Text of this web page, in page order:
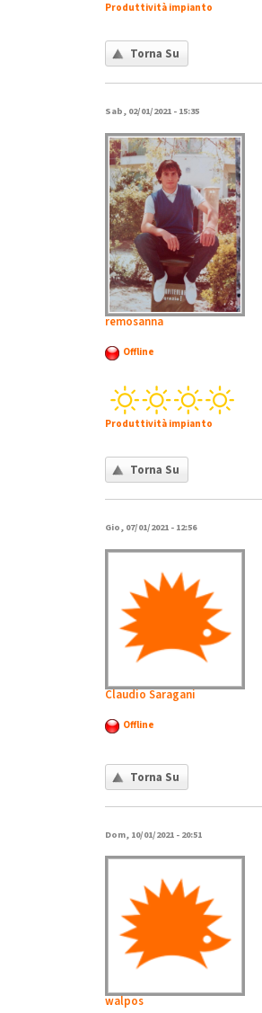
Produttività impianto
Torna Su
Sab, 02/01/2021 - 15:35
remosanna
Offline
Produttività impianto
Torna Su
Gio, 07/01/2021 - 12:56
Claudio Saragani
Offline
Torna Su
Dom, 10/01/2021 - 20:51
walpos